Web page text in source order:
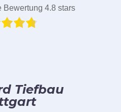
Bewertung 4.8 stars
Tiefbau